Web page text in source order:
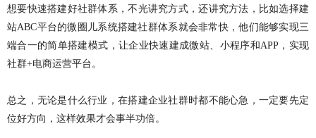
想要快速搭建好社群体系，不光讲究方式，还讲究方法，比如选择建
站ABC平台的微圈儿系统搭建社群体系就会非常快，他们能够实现三
端合一的简单搭建模式，让企业快速建成微站、小程序和APP，实现
社群+电商运营平台。
总之，无论是什么行业，在搭建企业社群时都不能心急，一定要先定
位好方向，这样效果才会事半功倍。